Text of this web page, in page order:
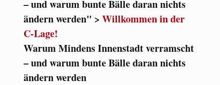
– und warum bunte Bälle daran nichts
ändern werden" > Willkommen in der
C-Lage!
Warum Mindens Innenstadt verramscht
– und warum bunte Bälle daran nichts
ändern werden